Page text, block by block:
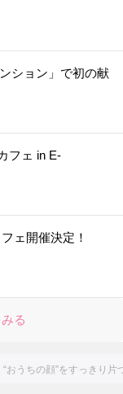
ション」で初の献
フェ in E-
ェ開催決定！
る
うちの顔”をすっきり片